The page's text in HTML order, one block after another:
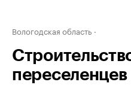
Вологодская область
переселенцев